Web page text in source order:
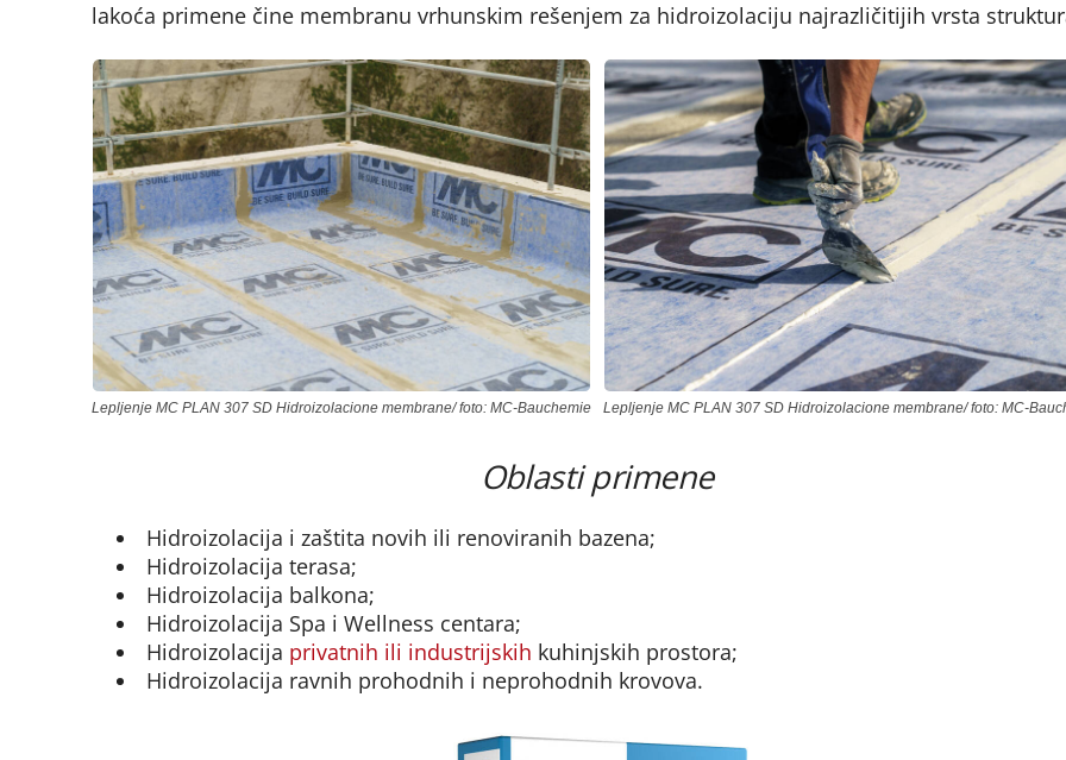
lakoća primene čine membranu vrhunskim rešenjem za hidroizolaciju najrazličitijih vrsta
Lepljenje MC PLAN 307 SD Hidroizolacione membrane/ foto: MC-Bauchemie Lepljenje MC PLAN 307 SD Hidroizolacione membrane/ foto: MC-
Oblasti primene
Hidroizolacija i zaštita novih ili renoviranih bazena;
Hidroizolacija terasa;
Hidroizolacija balkona;
Hidroizolacija Spa i Wellness centara;
Hidroizolacija privatnih ili industrijskih kuhinjskih prostora;
Hidroizolacija ravnih prohodnih i neprohodnih krovova.